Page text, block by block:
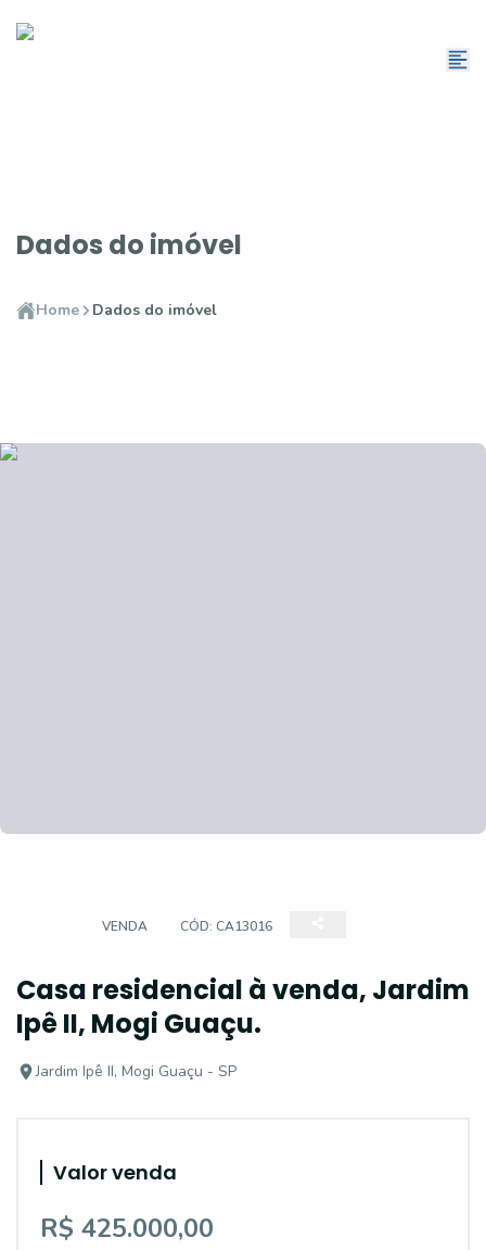
Dados do imóvel
Home Dados do imóvel
VENDA CÓD: CA13016
Casa residencial à venda, Jardim
Ipê II, Mogi Guaçu.
Jardim Ipê II, Mogi Guaçu - SP
Valor venda
R$ 425.000,00